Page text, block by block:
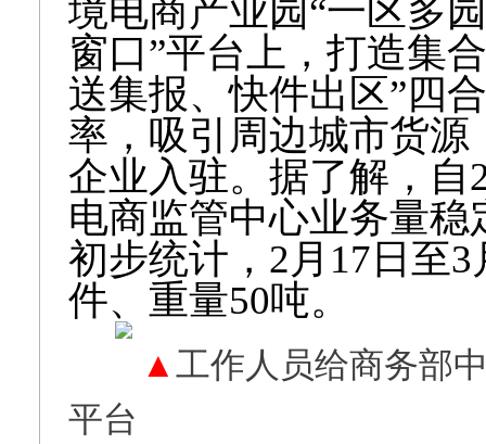
境电商产业园“一区多
窗口”平台上，打造集
送集报、快件出区”四
率，吸引周边城市货
企业入驻。据了解，自
电商监管中心业务量
初步统计，2月17日至
件、重量50吨。
▲ 工作人员给商务部
平台